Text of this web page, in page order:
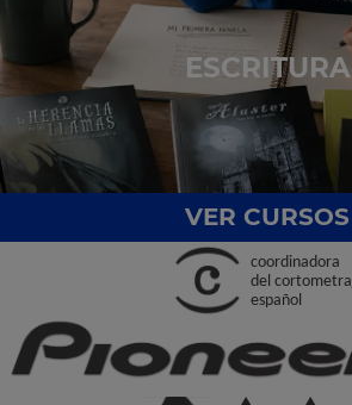
ESCRITURA
VER CURSOS